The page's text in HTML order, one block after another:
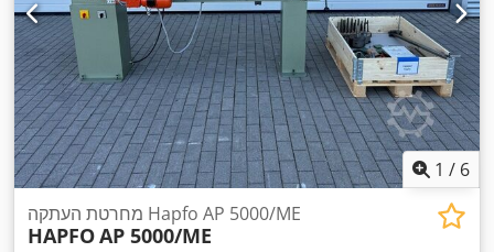
1 / 6
מחרטת העתקה Hapfo AP 5000/ME
HAPFOAP 5000/ME